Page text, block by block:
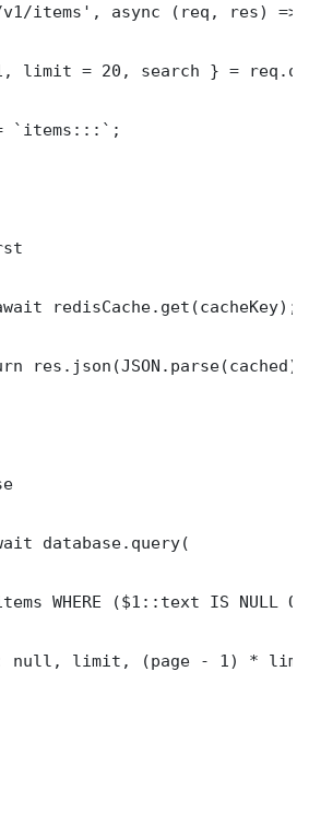
items', async (req, res) =>
limit = 20, search } =
= `items:::`;
redisCache.get(cacheKey);
database.query(
WHERE ($1::text IS NULL
: null, limit, (page - 1) *